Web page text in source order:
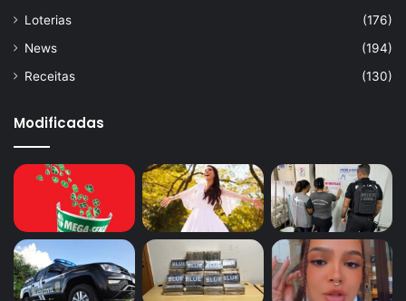
Loterias
(176)
News
(194)
Receitas
(130)
Modificadas